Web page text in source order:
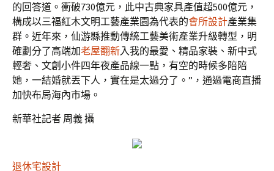
的回答道。衝破730億元，此中古典家具產值超500億元，
構成以三福紅木文明工藝產業園為代表的會所設計產業集
群。近年來，仙游縣推動傳統工藝美術產業升級轉型，明
確劃分了高端加老屋翻新入我的最愛、精品家裝、新中式
輕奢、文創小件四年夜產品線一點，有空的時候多陪陪
她，一結婚就丟下人，實在是太過分了。”，通過電商直播
加快布局海內市場。
新華社記者 周義 攝
退休宅設計